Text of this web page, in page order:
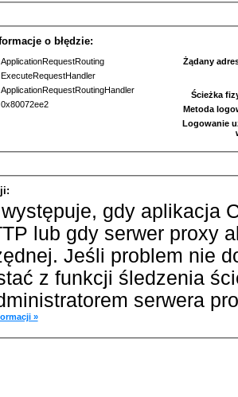
o błędzie:
Żądany
Ścieżka
Metoda
Logowanie
występuje, gdy aplikacja
lub gdy serwer proxy
Jeśli problem nie
z funkcji śledzenia
serwera
»